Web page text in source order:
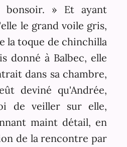
» Et ayant
le grand voile gris,
la toque de chinchilla
donné à Balbec, elle
dans sa chambre,
deviné qu'Andrée,
de veiller sur elle,
maint détail, en
de la rencontre par